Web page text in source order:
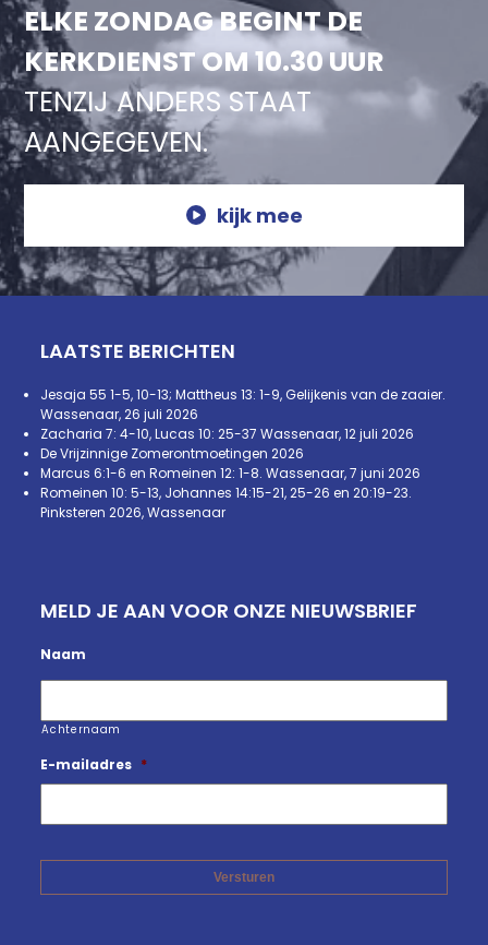
ELKE ZONDAG BEGINT DE
KERKDIENST OM 10.30 UUR
TENZIJ ANDERS STAAT
AANGEGEVEN.
kijk mee
LAATSTE BERICHTEN
Jesaja 55 1-5, 10-13; Mattheus 13: 1-9, Gelijkenis van de zaaier.
Wassenaar, 26 juli 2026
Zacharia 7: 4-10, Lucas 10: 25-37 Wassenaar, 12 juli 2026
De Vrijzinnige Zomerontmoetingen 2026
Marcus 6:1-6 en Romeinen 12: 1-8. Wassenaar, 7 juni 2026
Romeinen 10: 5-13, Johannes 14:15-21, 25-26 en 20:19-23.
Pinksteren 2026, Wassenaar
MELD JE AAN VOOR ONZE NIEUWSBRIEF
Naam
Achternaam
E-mailadres *